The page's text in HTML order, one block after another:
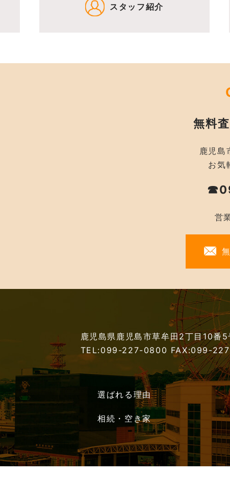
スタッフ紹介
無料
鹿児島
お気
営
鹿児島県鹿児島市草牟田2丁目10番5
TEL:099-227-0800 FAX:099-
選ばれる理由
相続・空き家